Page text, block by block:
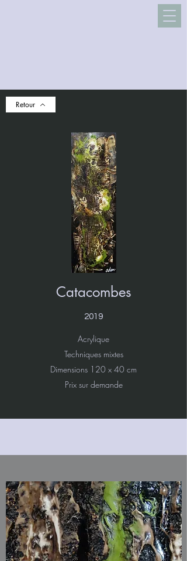
Retour
Catacombes
2019
Acrylique
Techniques mixtes
Dimensions 120 x 40 cm
Prix sur demande